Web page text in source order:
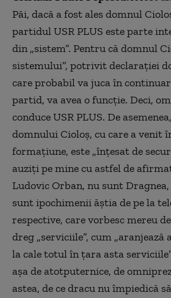
Păi, dacă a fost ales domnul
partidul USR PLUS este parte
din „sistem”. Pentru că domnul
sistemului”, potrivit declarației
care probabil va juca în
partid, va avea o funcție. Deci,
conduce USR PLUS. De
domnului Cioloș, cu care a venit
formațiune, este „înțesat de
auziți pe mine cu astfel de
Ludovic Orban, nu sunt
sunt ipochimenii ăștia de pe la
respective, care vorbesc mereu
dreg „serviciile”, cum „aranjează
la cale totul în țara asta
așa de atotputernice, de
astea, de ce dracu nu împiedică